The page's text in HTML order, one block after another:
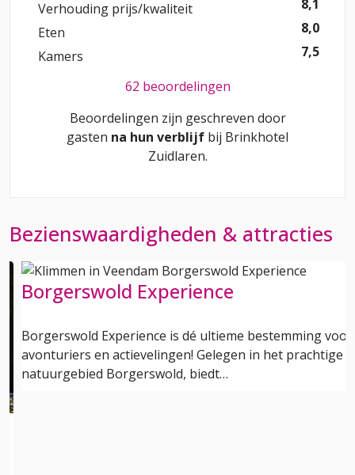
Verhouding prijs/kwaliteit
8,1
Eten
8,0
Kamers
7,5
62 beoordelingen
Beoordelingen zijn geschreven door
gasten na hun verblijf bij Brinkhotel
Zuidlaren.
Bezienswaardigheden & attracties
Borgerswold Experience
Borgerswold Experience is dé ultieme bestemming voor
avonturiers en actievelingen! Gelegen in het prachtige
natuurgebied Borgerswold, biedt…